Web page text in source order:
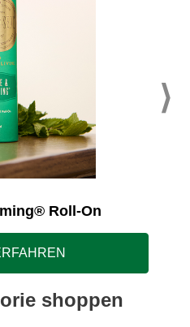
Roll-On
shoppen